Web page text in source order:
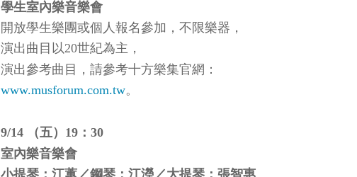
學生室內樂音樂會
開放學生樂團或個人報名參加，不限樂器，
演出曲目以20世紀為主，
演出參考曲目，請參考十方樂集官網：
www.musforum.com.tw。
9/14 （五） 19 ： 30
室內樂音樂會
小提琴：江蕙／鋼琴：江瀅／大提琴：張智惠